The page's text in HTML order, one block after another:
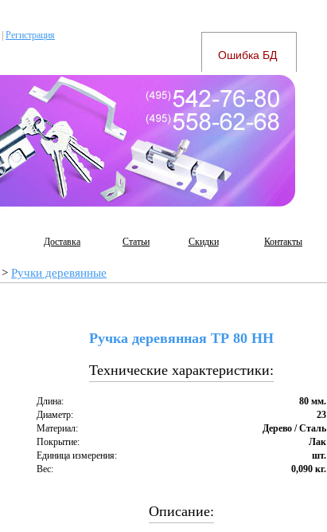
Регистрация
Доставка Статьи Скидки Контакты
> Ручки деревянные
Ручка деревянная ТР 80 НН
Технические характеристики:
Длина:
80 мм.
Диаметр:
23
Материал:
Дерево / Сталь
Покрытие:
Лак
Единица измерения:
шт.
Вес:
0,090 кг.
Описание: